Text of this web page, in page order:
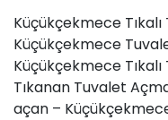
Küçükçekmece
Küçükçekmece
Küçükçekmece
Tıkanan Tuvalet
açan –